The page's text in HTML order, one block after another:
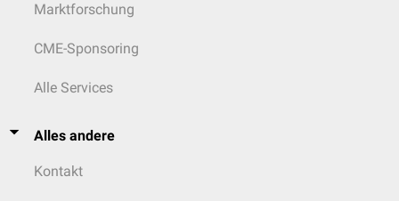
Marktforschung
CME-Sponsoring
Alle Services
Alles andere
Kontakt